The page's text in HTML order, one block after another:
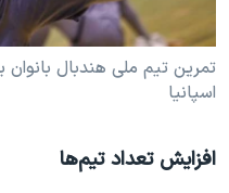
تمرین تیم ملی هندبال
اسپانیا
افزایش تعداد تیم‌ها